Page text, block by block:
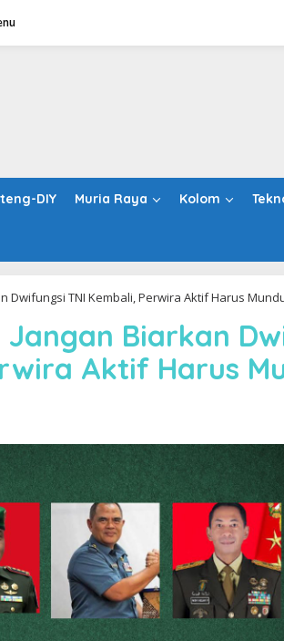
DIY Muria Raya Kolom
Dwifungsi TNI Kembali, Perwira Aktif Harus
Jangan Biarkan
Aktif Harus